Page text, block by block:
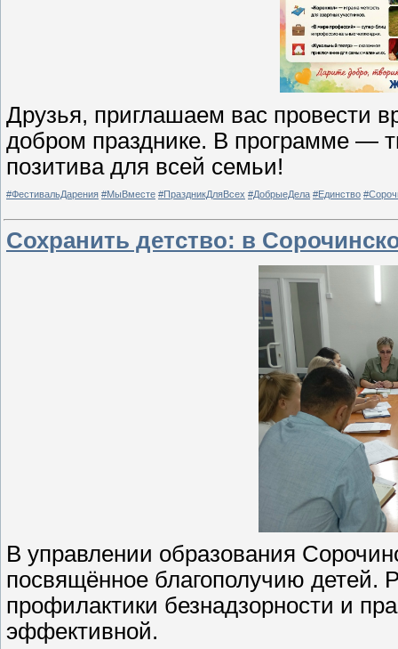
Друзья, приглашаем вас провести
добром празднике. В программе —
позитива для всей семьи!
#ФестивальДарения #МыВместе #ПраздникДляВсех #ДобрыеДела #Единство
Сохранить детство: в
В управлении образования
посвящённое благополучию детей.
профилактики безнадзорности и
эффективной.